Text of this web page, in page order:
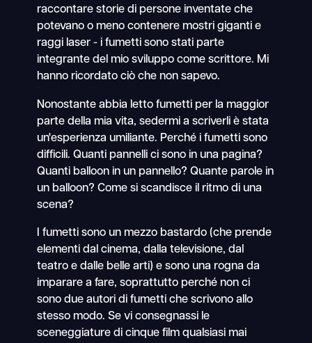
raccontare storie di persone inventate che
potevano o meno contenere mostri giganti e
raggi laser - i fumetti sono stati parte
integrante del mio sviluppo come scrittore. Mi
hanno ricordato ciò che non sapevo.
Nonostante abbia letto fumetti per la maggior
parte della mia vita, sedermi a scriverli è stata
un'esperienza umiliante. Perché i fumetti sono
difficili. Quanti pannelli ci sono in una pagina?
Quanti balloon in un pannello? Quante parole in
un balloon? Come si scandisce il ritmo di una
scena?
I fumetti sono un mezzo bastardo (che prende
elementi dal cinema, dalla televisione, dal
teatro e dalle belle arti) e sono una rogna da
imparare a fare, soprattutto perché non ci
sono due autori di fumetti che scrivono allo
stesso modo. Se vi consegnassi le
sceneggiature di cinque film qualsiasi mai